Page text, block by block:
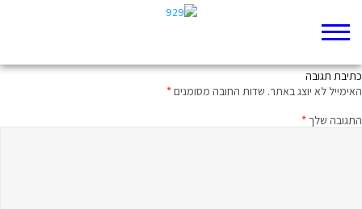
כתיבת תגובה
האימייל לא יוצג באתר. שדות החובה מסומנים*
התגובה שלך*